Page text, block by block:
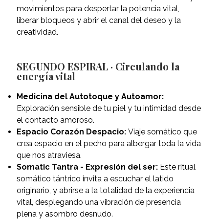
movimientos para despertar la potencia vital,
liberar bloqueos y abrir el canal del deseo y la
creatividad.
SEGUNDO ESPIRAL · Circulando la
energía vital
Medicina del Autotoque y Autoamor:
Exploración sensible de tu piel y tu intimidad desde
el contacto amoroso.
Espacio Corazón Despacio: Viaje somático que
crea espacio en el pecho para albergar toda la vida
que nos atraviesa.
Somatic Tantra - Expresión del ser: Este ritual
somático tántrico invita a escuchar el latido
originario, y abrirse a la totalidad de la experiencia
vital, desplegando una vibración de presencia
plena y asombro desnudo.